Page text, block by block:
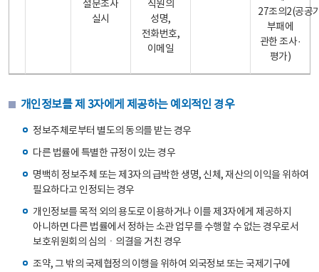
설문조사
실시
직원의
성명,
전화번호,
이메일
27조의2(공공
부패에
관한 조사·
평가)
개인정보를 제 3자에게 제공하는 예외적인 경우
정보주체로부터 별도의 동의를 받는 경우
다른 법률에 특별한 규정이 있는 경우
명백히 정보주체 또는 제3자의 급박한 생명, 신체, 재산의 이익을 위하여
필요하다고 인정되는 경우
개인정보를 목적 외의 용도로 이용하거나 이를 제3자에게 제공하지
아니하면 다른 법률에서 정하는 소관 업무를 수행할 수 없는 경우로서
보호위원회의 심의ㆍ의결을 거친 경우
조약, 그 밖의 국제협정의 이행을 위하여 외국정보 또는 국제기구에